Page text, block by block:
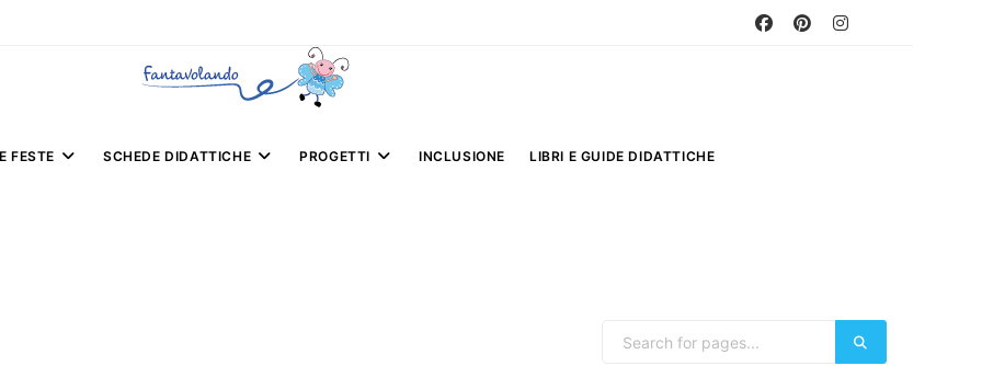
FESTE SCHEDE DIDATTICHE PROGETTI INCLUSIONE LIBRI E GUIDE DIDATTICHE